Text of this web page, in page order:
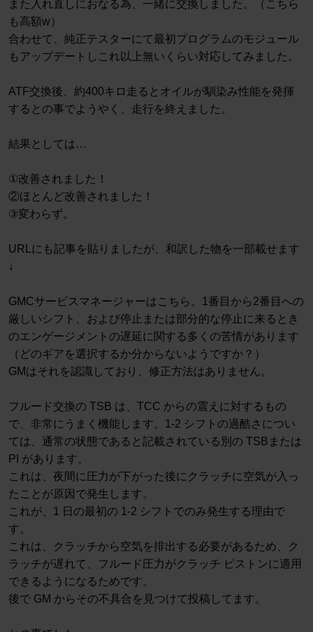
また入れ直しにおなる為、一緒に交換しました。（こちら
も高額w）
合わせて、純正テスターにて最初プログラムのモジュール
もアップデートしこれ以上無いくらい対応してみました。
ATF交換後、約400キロ走るとオイルが馴染み性能を発揮
するとの事でようやく、走行を終えました。
結果としては…
①改善されました！
②ほとんど改善されました！
③変わらず。
URLにも記事を貼りましたが、和訳した物を一部載せます
↓
GMCサービスマネージャーはこちら。1番目から2番目への
厳しいシフト、および停止または部分的な停止に来るとき
のエンゲージメントの遅延に関する多くの苦情があります
（どのギアを選択するか分からないようですか？）
GMはそれを認識しており、修正方法はありません。
フルード交換の TSB は、TCC からの震えに対するもの
で、非常にうまく機能します。1-2 シフトの過酷さについ
ては、通常の状態であると記載されている別の TSBまたは
PI があります。
これは、夜間に圧力が下がった後にクラッチに空気が入っ
たことが原因で発生します。
これが、1 日の最初の 1-2 シフトでのみ発生する理由で
す。
これは、クラッチから空気を排出する必要があるため、ク
ラッチが遅れて、フルード圧力がクラッチ ピストンに適用
できるようになるためです。
後で GM からその不具合を見つけて投稿してます。